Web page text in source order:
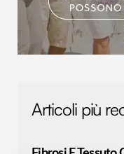
Articoli più